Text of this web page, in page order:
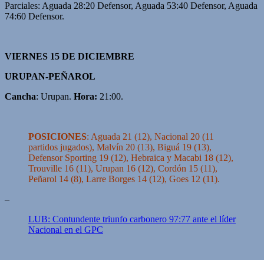
Parciales: Aguada 28:20 Defensor, Aguada 53:40 Defensor, Aguada
74:60 Defensor.
VIERNES 15 DE DICIEMBRE
URUPAN-PEÑAROL
Cancha: Urupan. Hora: 21:00.
POSICIONES: Aguada 21 (12), Nacional 20 (11
partidos jugados), Malvín 20 (13), Biguá 19 (13),
Defensor Sporting 19 (12), Hebraica y Macabi 18 (12),
Trouville 16 (11), Urupan 16 (12), Cordón 15 (11),
Peñarol 14 (8), Larre Borges 14 (12), Goes 12 (11).
–
LUB: Contundente triunfo carbonero 97:77 ante el líder
Nacional en el GPC